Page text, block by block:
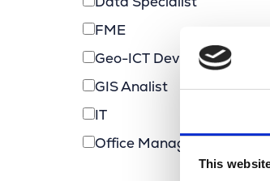
This
FME
Geo-ICT Developer
GIS Analist
IT
Office Manager